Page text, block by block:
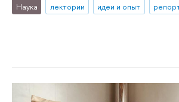
Наука лектории идеи и опыт